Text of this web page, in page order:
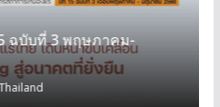
ฉบับที่ 3 พฤษภาคม-